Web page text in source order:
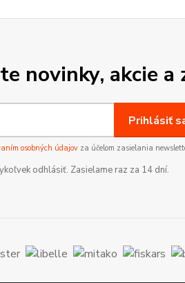
novinky, akcie a
Prihlásiť
osobných údajovza účelom zasielania
odhlásiť. Zasielame raz za 14 dní.